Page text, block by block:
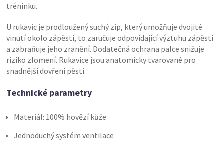
tréninku.
U rukavic je prodloužený suchý zip, který umožňuje dvojité
vinutí okolo zápěstí, to zaručuje odpovídající výztuhu zápěstí
a zabraňuje jeho zranění. Dodatečná ochrana palce snižuje
riziko zlomení. Rukavice jsou anatomicky tvarované pro
snadnější dovření pěsti.
Technické parametry
Materiál: 100% hovězí kůže
Jednoduchý systém ventilace